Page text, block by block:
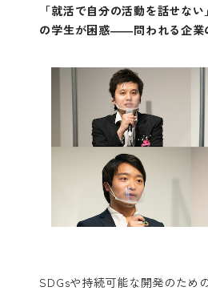
「就活で自分の活動を話せな
の学生が困惑――問われる企業
SDGsや持続可能な開発のため